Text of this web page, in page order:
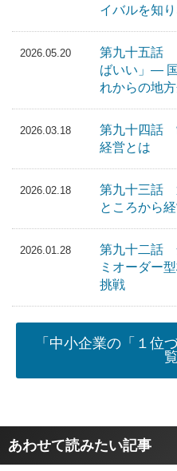
イバルを知
2026.05.20
第九十五話
ばいい」―
れからの地
2026.03.18
第九十四話
経営とは
2026.02.18
第九十三話
ところから
2026.01.28
第九十二話
ミオーダー
挑戦
「中小企業の「１位
あわせて読みたい記事